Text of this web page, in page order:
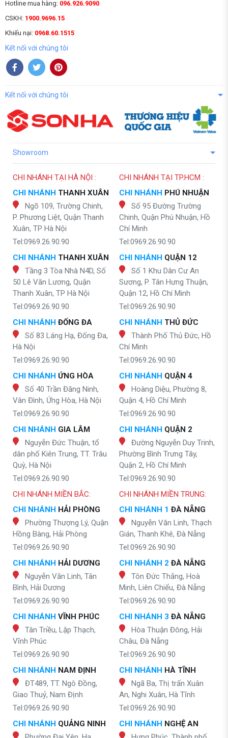
Hotline mua hàng: 096.926.9090
CSKH: 1900.9696.15
Khiếu nại: 0968.60.1515
Kết nối với chúng tôi
Kết nối với chúng tôi
Showroom
CHI NHÁNH TẠI HÀ NỘI :
CHI NHÁNH THANH XUÂN
Ngõ 109, Trường Chinh,
P. Phương Liệt, Quận Thanh
Xuân, TP Hà Nội
Tel:0969.26.90.90
CHI NHÁNH THANH XUÂN
Tầng 3 Tòa Nhà N4D, Số
50 Lê Văn Lương, Quận
Thanh Xuân, TP Hà Nội
Tel:0969.26.90.90
CHI NHÁNH ĐỐNG ĐA
Số 83 Láng Hạ, Đống Đa,
Hà Nội
Tel:0969.26.90.90
CHI NHÁNH ỨNG HÒA
Số 40 Trần Đăng Ninh,
Vân Đình, Ứng Hòa, Hà Nội
Tel:0969.26.90.90
CHI NHÁNH GIA LÂM
Nguyễn Đức Thuận, tổ
dân phố Kiên Trung, TT. Trâu
Quỳ, Hà Nội
Tel:0969.26.90.90
CHI NHÁNH TẠI TP.HCM :
CHI NHÁNH PHÚ NHUẬN
Số 95 Đường Trường
Chinh, Quận Phú Nhuận, Hồ
Chí Minh
Tel:0969.26.90.90
CHI NHÁNH QUẬN 12
Số 1 Khu Dân Cư An
Sương, P. Tân Hưng Thuận,
Quận 12, Hồ Chí Minh
Tel:0969.26.90.90
CHI NHÁNH THỦ ĐỨC
Thành Phố Thủ Đức, Hồ
Chí Minh
Tel:0969.26.90.90
CHI NHÁNH QUẬN 4
Hoàng Diệu, Phường 8,
Quận 4, Hồ Chí Minh
Tel:0969.26.90.90
CHI NHÁNH QUẬN 2
Đường Nguyễn Duy Trinh,
Phường Bình Trưng Tây,
Quận 2, Hồ Chí Minh
Tel:0969.26.90.90
CHI NHÁNH MIỀN BẮC:
CHI NHÁNH HẢI PHÒNG
Phường Thượng Lý, Quận
Hồng Bàng, Hải Phòng
Tel:0969.26.90.90
CHI NHÁNH HẢI DƯƠNG
Nguyễn Văn Linh, Tân
Bình, Hải Dương
Tel:0969.26.90.90
CHI NHÁNH VĨNH PHÚC
Tân Triều, Lập Thạch,
Vĩnh Phúc
Tel:0969.26.90.90
CHI NHÁNH NAM ĐỊNH
ĐT489, TT. Ngô Đồng,
Giao Thuỷ, Nam Định
Tel:0969.26.90.90
CHI NHÁNH QUẢNG NINH
CHI NHÁNH MIỀN TRUNG:
CHI NHÁNH 1 ĐÀ NẴNG
Nguyễn Văn Linh, Thạch
Gián, Thanh Khê, Đà Nẵng
Tel:0969.26.90.90
CHI NHÁNH 2 ĐÀ NẴNG
Tôn Đức Thắng, Hoà
Minh, Liên Chiểu, Đà Nẵng
Tel:0969.26.90.90
CHI NHÁNH 3 ĐÀ NẴNG
Hòa Thuận Đông, Hải
Châu, Đà Nẵng
Tel:0969.26.90.90
CHI NHÁNH HÀ TĨNH
Ngã Ba, Thị trấn Xuân
An, Nghi Xuân, Hà Tĩnh
Tel:0969.26.90.90
CHI NHÁNH NGHỆ AN